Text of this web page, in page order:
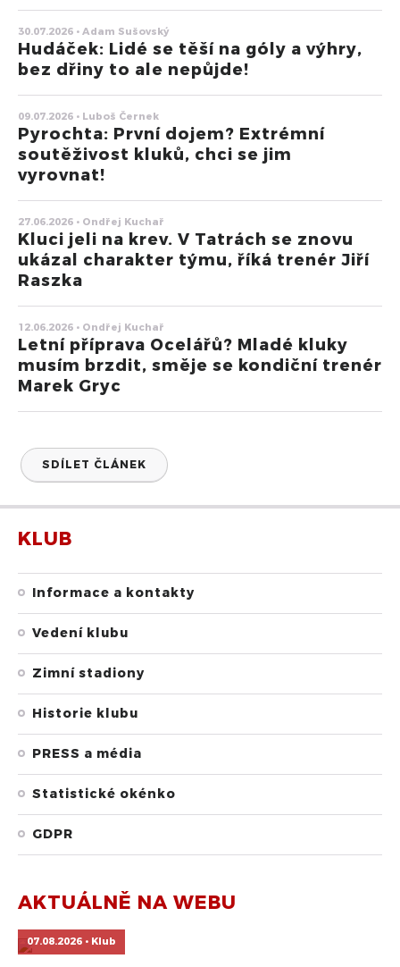
30.07.2026 • Adam Sušovský
Hudáček: Lidé se těší na góly a výhry,
bez dřiny to ale nepůjde!
09.07.2026 • Luboš Černek
Pyrochta: První dojem? Extrémní
soutěživost kluků, chci se jim
vyrovnat!
27.06.2026 • Ondřej Kuchař
Kluci jeli na krev. V Tatrách se znovu
ukázal charakter týmu, říká trenér Jiří
Raszka
12.06.2026 • Ondřej Kuchař
Letní příprava Ocelářů? Mladé kluky
musím brzdit, směje se kondiční trenér
Marek Gryc
SDÍLET ČLÁNEK
KLUB
Informace a kontakty
Vedení klubu
Zimní stadiony
Historie klubu
PRESS a média
Statistické okénko
GDPR
AKTUÁLNĚ NA WEBU
07.08.2026 • Klub